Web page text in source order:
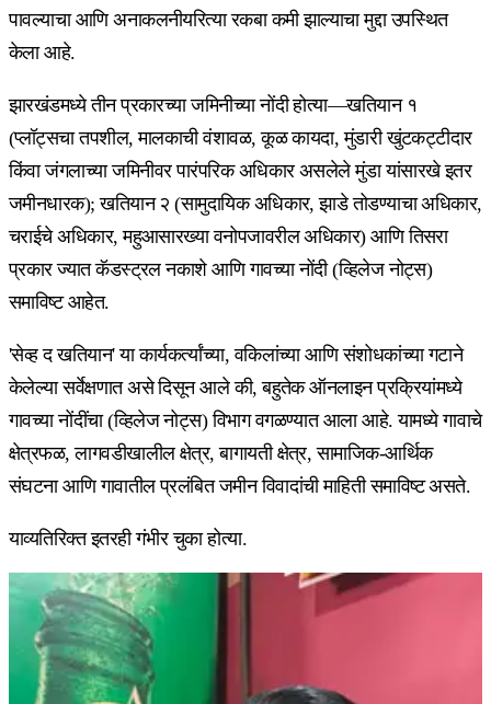
पावल्याचा आणि अनाकलनीयरित्या रकबा कमी झाल्याचा मुद्दा उपस्थित
केला आहे.
झारखंडमध्ये तीन प्रकारच्या जमिनीच्या नोंदी होत्या—खतियान १
(प्लॉट्सचा तपशील, मालकाची वंशावळ, कूळ कायदा, मुंडारी खुंटकट्टीदार
किंवा जंगलाच्या जमिनीवर पारंपरिक अधिकार असलेले मुंडा यांसारखे इतर
जमीनधारक); खतियान २ (सामुदायिक अधिकार, झाडे तोडण्याचा अधिकार,
चराईचे अधिकार, महुआसारख्या वनोपजावरील अधिकार) आणि तिसरा
प्रकार ज्यात कॅडस्ट्रल नकाशे आणि गावच्या नोंदी (व्हिलेज नोट्स)
समाविष्ट आहेत.
'सेव्ह द खतियान' या कार्यकर्त्यांच्या, वकिलांच्या आणि संशोधकांच्या गटाने
केलेल्या सर्वेक्षणात असे दिसून आले की, बहुतेक ऑनलाइन प्रक्रियांमध्ये
गावच्या नोंदींचा (व्हिलेज नोट्स) विभाग वगळण्यात आला आहे. यामध्ये गावाचे
क्षेत्रफळ, लागवडीखालील क्षेत्र, बागायती क्षेत्र, सामाजिक-आर्थिक
संघटना आणि गावातील प्रलंबित जमीन विवादांची माहिती समाविष्ट असते.
याव्यतिरिक्त इतरही गंभीर चुका होत्या.